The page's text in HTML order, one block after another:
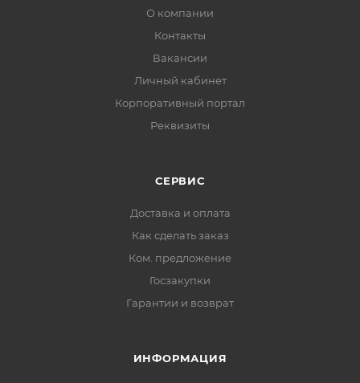
О компании
Контакты
Вакансии
Личный кабинет
Корпоративный портал
Реквизиты
СЕРВИС
Доставка и оплата
Как сделать заказ
Ком. предложение
Госзакупки
Гарантии и возврат
ИНФОРМАЦИЯ